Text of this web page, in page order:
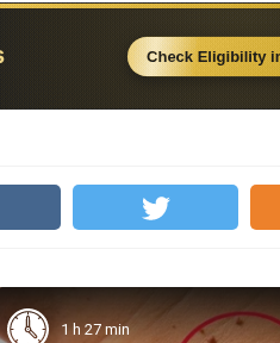
1 h 27 min